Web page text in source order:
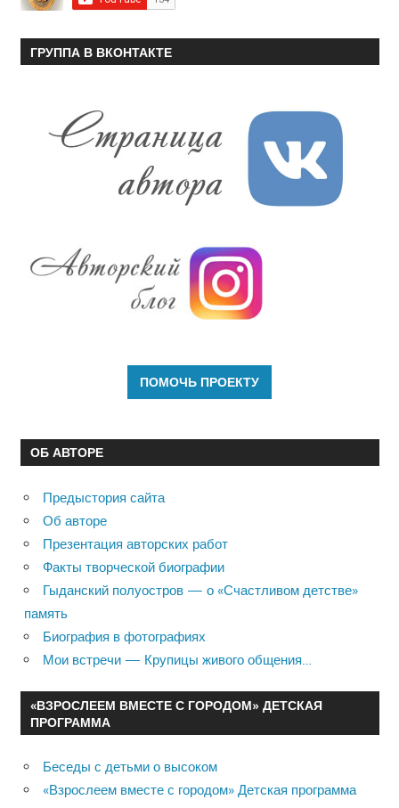
ГРУППА В ВКОНТАКТЕ
ОБ АВТОРЕ
Предыстория сайта
Об авторе
Презентация авторских работ
Факты творческой биографии
Гыданский полуостров — о «Счастливом детстве»
память
Биография в фотографиях
Мои встречи — Крупицы живого общения…
«ВЗРОСЛЕЕМ ВМЕСТЕ С ГОРОДОМ» ДЕТСКАЯ
ПРОГРАММА
Беседы с детьми о высоком
«Взрослеем вместе с городом» Детская программа